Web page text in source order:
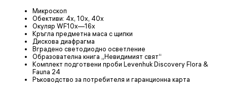
Микроскоп
Обективи: 4x, 10x, 40x
Окуляр WF10x—16x
Кръгла предметна маса с щипки
Дискова диафрагма
Вградено светодиодно осветление
Образователна книга „Невидимият свят“
Комплект подготвени проби Levenhuk Discovery Flora &
Fauna 24
Ръководство за потребителя и гаранционна карта